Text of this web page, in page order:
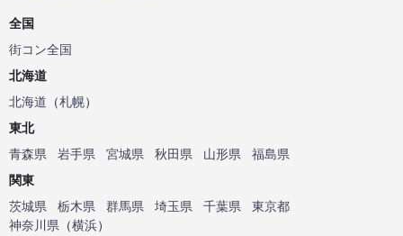
全国
街コン全国
北海道
北海道 （札幌）
東北
青森県
岩手県 宮城県 秋田県 山形県
福島県
関東
茨城県
栃木県 群馬県 埼玉県 千葉県
東京都
神奈川県 （横浜）